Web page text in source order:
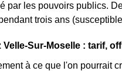
par les pouvoirs publics.
trois ans
Velle-Sur-Moselle : tarif,
à ce que l'on pourrait